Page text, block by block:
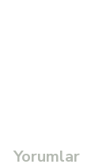
Yorumlar